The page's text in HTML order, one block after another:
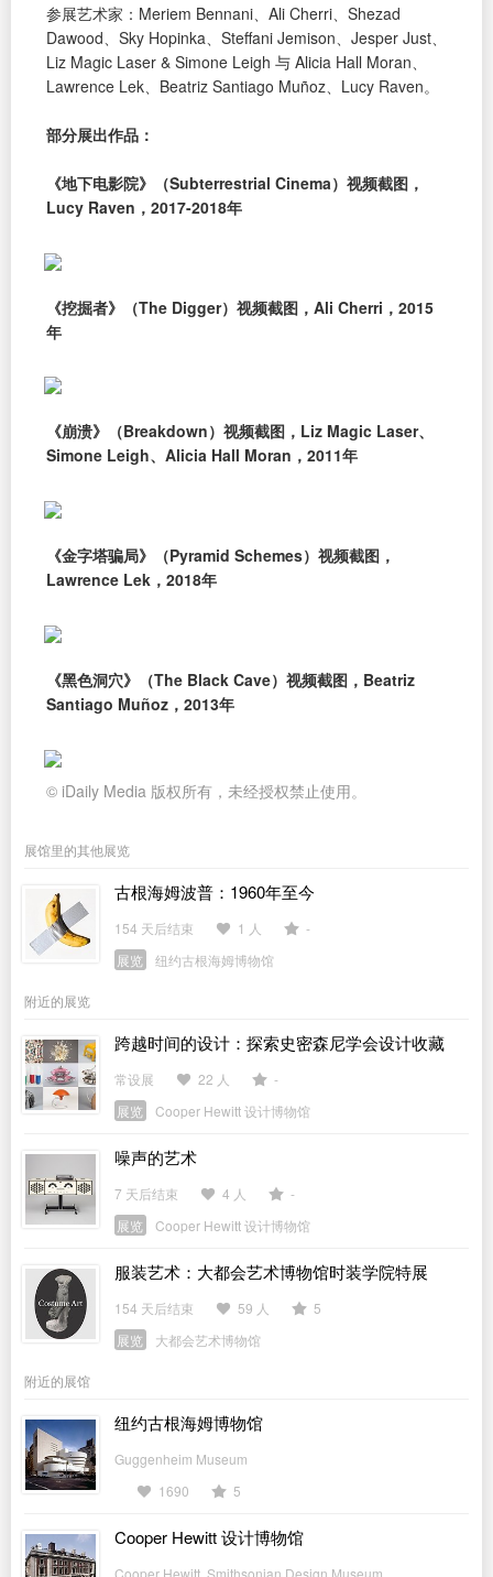
参展艺术家：Meriem Bennani、Ali Cherri、Shezad
Dawood、Sky Hopinka、Steffani Jemison、Jesper Just、
Liz Magic Laser & Simone Leigh 与 Alicia Hall Moran、
Lawrence Lek、Beatriz Santiago Muñoz、Lucy Raven。
部分展出作品：
《地下电影院》（Subterrestrial Cinema）视频截图，
Lucy Raven，2017-2018年
《挖掘者》（The Digger）视频截图，Ali Cherri，2015
年
《崩溃》（Breakdown）视频截图，Liz Magic Laser、
Simone Leigh、Alicia Hall Moran，2011年
《金字塔骗局》（Pyramid Schemes）视频截图，
Lawrence Lek，2018年
《黑色洞穴》（The Black Cave）视频截图，Beatriz
Santiago Muñoz，2013年
© iDaily Media 版权所有，未经授权禁止使用。
展馆里的其他展览
古根海姆波普：1960年至今
154 天后结束 1 人
-
展览
纽约古根海姆博物馆
附近的展览
跨越时间的设计：探索史密森尼学会设计收藏
常设展 22 人
-
展览
Cooper Hewitt 设计博物馆
噪声的艺术
7 天后结束 4 人
-
展览
Cooper Hewitt 设计博物馆
服装艺术：大都会艺术博物馆时装学院特展
154 天后结束 59 人
5
展览
大都会艺术博物馆
附近的展馆
纽约古根海姆博物馆
Guggenheim Museum
1690
5
Cooper Hewitt 设计博物馆
Cooper Hewitt, Smithsonian Design Museum